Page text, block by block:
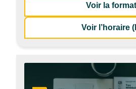
Voir la
Voir l’horaire